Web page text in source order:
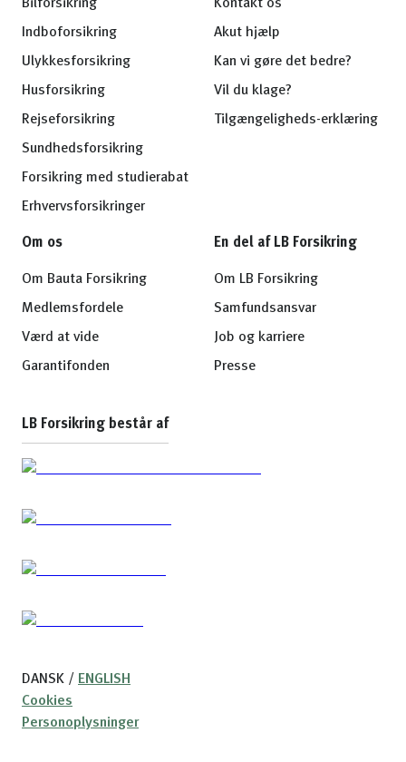
Bilforsikring
Indboforsikring
Ulykkesforsikring
Husforsikring
Rejseforsikring
Sundhedsforsikring
Forsikring med studierabat
Erhvervsforsikringer
Kontakt os
Akut hjælp
Kan vi gøre det bedre?
Vil du klage?
Tilgængeligheds-erklæring
Om os
Om Bauta Forsikring
Medlemsfordele
Værd at vide
Garantifonden
En del af LB Forsikring
Om LB Forsikring
Samfundsansvar
Job og karriere
Presse
LB Forsikring består af
DANSK / ENGLISH
Cookies
Personoplysninger